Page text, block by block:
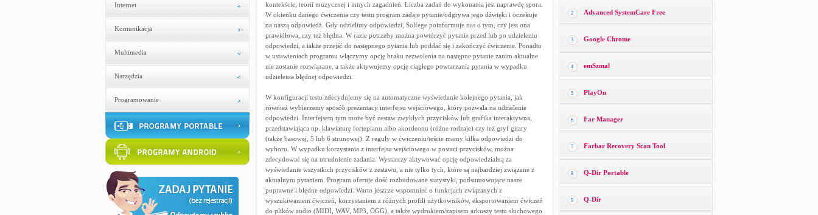
Internet
Komunikacja
Multimedia
Narzędzia
Programowanie
kontekście, teorii muzycznej i innych zagadnień. Liczba zadań do wykonania jest naprawdę spora.
W okienku danego ćwiczenia czy testu program zadaje pytanie/odgrywa jego dźwięki i oczekuje
na naszą odpowiedź. Gdy udzielimy odpowiedzi, Solfege poinformuje nas o tym, czy jest ona
prawidłowa, czy też błędna. W razie potrzeby można powtórzyć pytanie przed lub po udzieleniu
odpowiedzi, a także przejść do następnego pytania lub poddać się i zakończyć ćwiczenie. Ponadto
w ustawieniach programu włączymy opcję braku zezwolenia na następne pytanie zanim aktualne
nie zostanie rozwiązane, a także aktywujemy opcję ciągłego powtarzania pytania w wypadku
udzielenia błędnej odpowiedzi.
W konfiguracji testu zdecydujemy się na automatyczne wyświetlanie kolejnego pytania, jak
również wybierzemy sposób prezentacji interfejsu wejściowego, który pozwala na udzielenie
odpowiedzi. Interfejsem tym może być zestaw zwykłych przycisków lub grafika interaktywna,
przedstawiająca np. klawiaturę fortepianu albo akordeonu (różne rodzaje) czy też gryf gitary
(także basowej, 5 lub 6 strunowej). Z reguły w ćwiczeniu/teście mamy kilka odpowiedzi do
wyboru. W wypadku korzystania z interfejsu wejściowego w postaci przycisków, można
zdecydować się na utrudnienie zadania. Wystarczy aktywować opcję odpowiedzialną za
wyświetlanie wszystkich przycisków z zestawu, a nie tylko tych, które są najbardziej związane z
aktualnym pytaniem. Program oferuje dość rozbudowane statystyki, podsumowujące nasze
poprawne i błędne odpowiedzi. Warto jeszcze wspomnieć o funkcjach związanych z
wyszukiwaniem ćwiczeń, korzystaniem z różnych profili użytkowników, eksportowaniem ćwiczeń
do plików audio (MIDI, WAV, MP3, OGG), a także wydrukiem/zapisem arkuszy testu słuchowego
2 Advanced SystemCare Free
3 Google Chrome
4 emSzmal
5 PlayOn
6 Far Manager
7 Farbar Recovery Scan Tool
8 Q-Dir Portable
9 Q-Dir